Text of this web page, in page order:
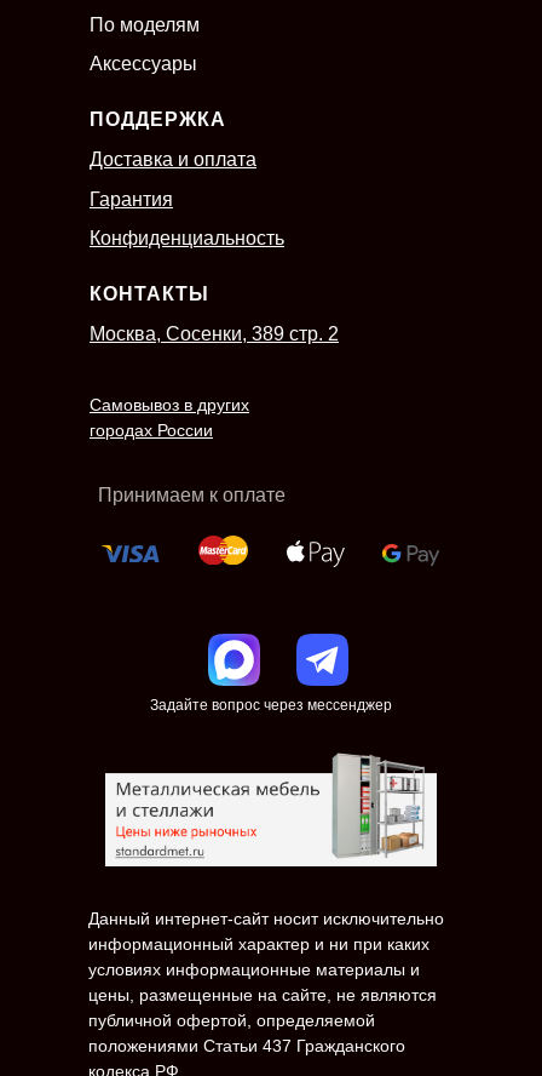
По моделям
Аксессуары
ПОДДЕРЖКА
Гарантия
Конфиденциальность
КОНТАКТЫ
Самовывоз в других
городах России
Принимаем к оплате
Москва, Сосенки, 389 стр. 2
Доставка и оплата
Задайте вопрос через мессенджер
Данный интернет-сайт носит исключительно
информационный характер и ни при каких
условиях информационные материалы и
цены, размещенные на сайте, не являются
публичной офертой, определяемой
положениями Статьи 437 Гражданского
кодекса РФ.